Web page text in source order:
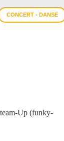
CONCERT - DANSE
Up (funky-